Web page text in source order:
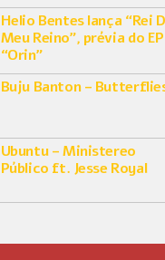
Helio Bentes lança “Rei
Meu Reino”, prévia do EP
“Orin”
Buju Banton –
Ubuntu – Ministereo
Público ft. Jesse Royal